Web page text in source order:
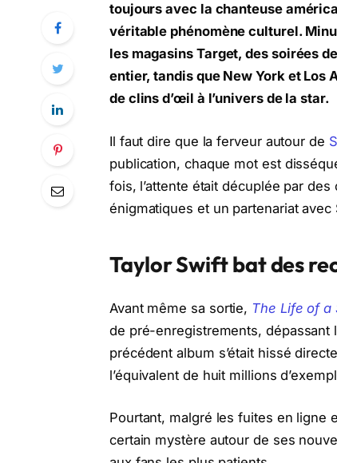
toujours avec la chanteuse
véritable phénomène culturel.
les magasins Target, des soirées
entier, tandis que New York et Los
de clins d’œil à l’univers de la star.
Il faut dire que la ferveur autour de
publication, chaque mot est
fois, l’attente était décuplée par
énigmatiques et un partenariat
Taylor Swift bat des
Avant même sa sortie, The Life of a
de pré-enregistrements, dépassant
précédent album s’était hissé
l’équivalent de huit millions
Pourtant, malgré les fuites en ligne
certain mystère autour de ses